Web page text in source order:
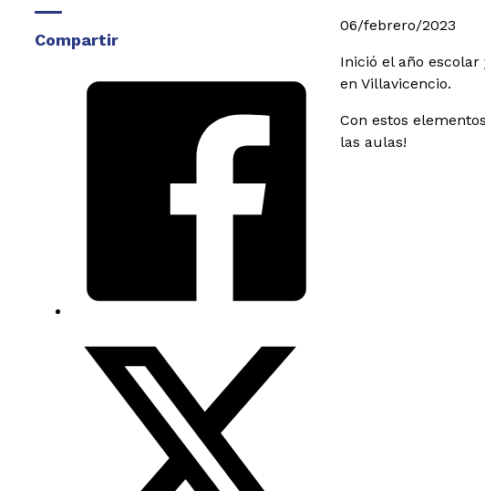
Compartir
06/febrero/2023
Inició el año
en Villavicencio.
Con estos
las aulas!